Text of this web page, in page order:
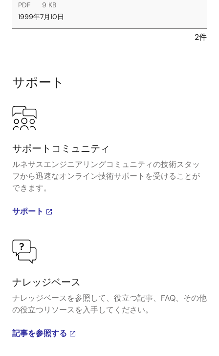
PDF
9 KB
1999年7月10日
2件
サポート
サポートコミュニティ
ルネサスエンジニアリングコミュニティの技術スタッ
フから迅速なオンライン技術サポートを受けることが
できます。
サポート
ナレッジベース
ナレッジベースを参照して、役立つ記事、FAQ、その他
の役立つリソースを入手してください。
記事を参照する